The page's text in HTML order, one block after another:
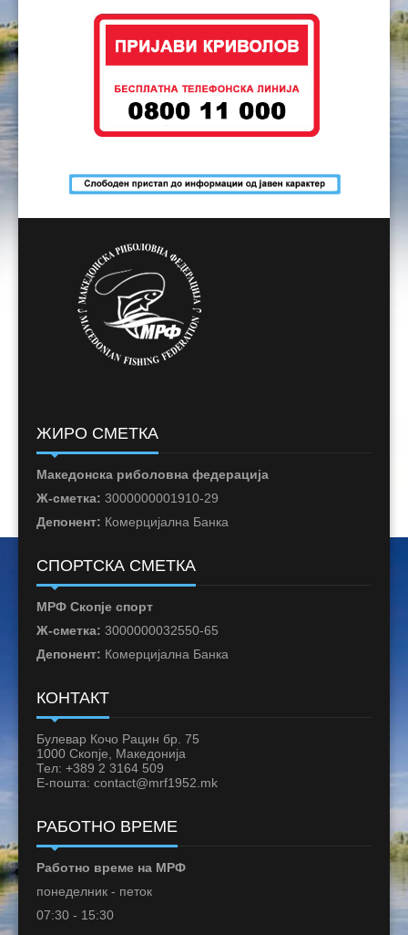
ЖИРО СМЕТКА
Македонска риболовна федерација
Ж-сметка: 3000000001910-29
Депонент: Комерцијална Банка
СПОРТСКА СМЕТКА
МРФ Скопје спорт
Ж-сметка: 3000000032550-65
Депонент: Комерцијална Банка
КОНТАКТ
Булевар Кочо Рацин бр. 75
1000 Скопје, Македонија
Тел: +389 2 3164 509
Е-пошта: contact@mrf1952.mk
РАБОТНО ВРЕМЕ
Работно време на МРФ
понеделник - петок
07:30 - 15:30